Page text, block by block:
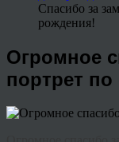
Спасибо за
рождения!
Огромное
портрет